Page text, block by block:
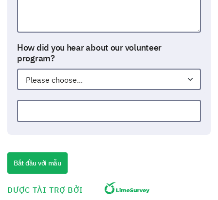
How did you hear about our volunteer
program?
Other:
Less than 1 month
1-6 months
Bắt đầu với mẫu
ĐƯỢC TÀI TRỢ BỞI